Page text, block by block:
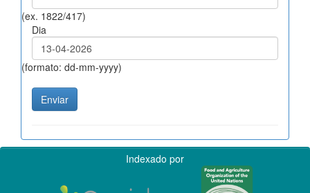
(ex. 1822/417)
Dia
(formato: dd-mm-yyyy)
Indexado por